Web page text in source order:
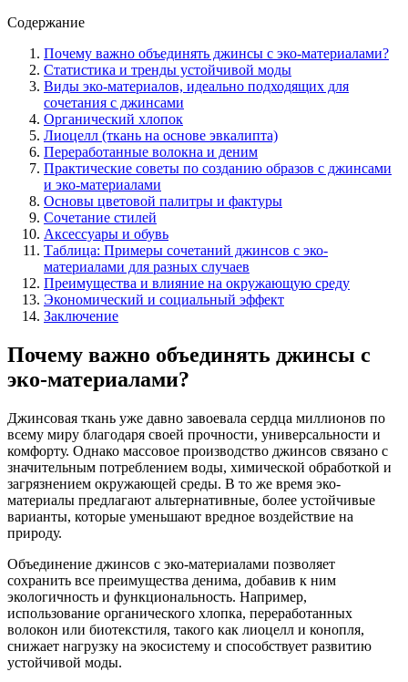
Содержание
Почему важно объединять джинсы с эко-материалами?
Статистика и тренды устойчивой моды
Виды эко-материалов, идеально подходящих для
сочетания с джинсами
Органический хлопок
Лиоцелл (ткань на основе эвкалипта)
Переработанные волокна и деним
Практические советы по созданию образов с джинсами
и эко-материалами
Основы цветовой палитры и фактуры
Сочетание стилей
Аксессуары и обувь
Таблица: Примеры сочетаний джинсов с эко-
материалами для разных случаев
Преимущества и влияние на окружающую среду
Экономический и социальный эффект
Заключение
Почему важно объединять джинсы с
эко-материалами?
Джинсовая ткань уже давно завоевала сердца миллионов по
всему миру благодаря своей прочности, универсальности и
комфорту. Однако массовое производство джинсов связано с
значительным потреблением воды, химической обработкой и
загрязнением окружающей среды. В то же время эко-
материалы предлагают альтернативные, более устойчивые
варианты, которые уменьшают вредное воздействие на
природу.
Объединение джинсов с эко-материалами позволяет
сохранить все преимущества денима, добавив к ним
экологичность и функциональность. Например,
использование органического хлопка, переработанных
волокон или биотекстиля, такого как лиоцелл и конопля,
снижает нагрузку на экосистему и способствует развитию
устойчивой моды.